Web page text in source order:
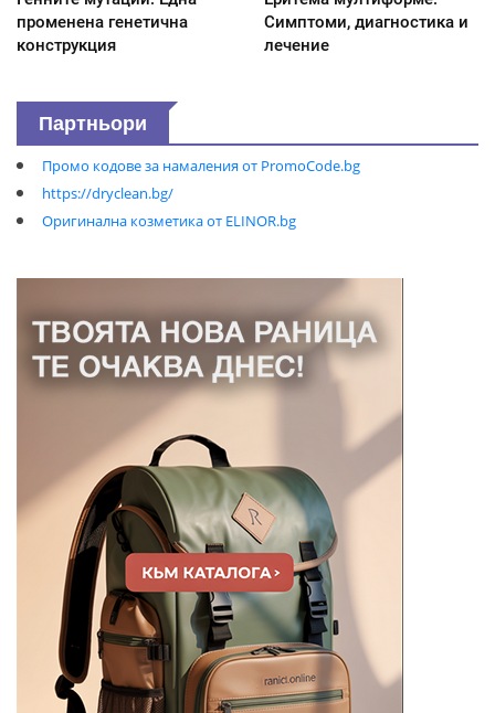
променена генетична
конструкция
Симптоми, диагностика и
лечение
Партньори
Промо кодове за намаления от PromoCode.bg
https://dryclean.bg/
Оригинална козметика от ELINOR.bg